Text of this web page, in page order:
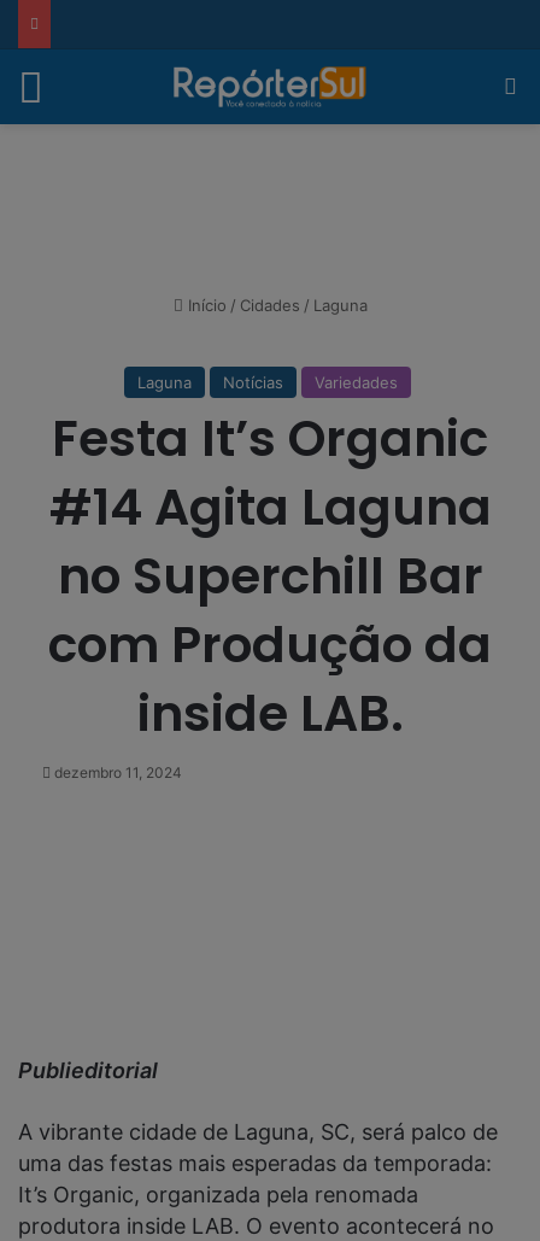
Início / Cidades / Laguna
Laguna Notícias Variedades
Festa It’s Organic
#14 Agita Laguna
no Superchill Bar
com Produção da
inside LAB.
dezembro 11, 2024
Publieditorial
A vibrante cidade de Laguna, SC, será palco de
uma das festas mais esperadas da temporada:
It’s Organic, organizada pela renomada
produtora inside LAB. O evento acontecerá no